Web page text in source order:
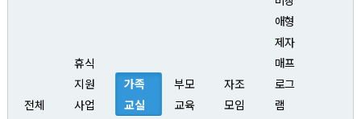
전체
휴식
지원
사업
가족
교실
부모
교육
자조
모임
애형
제자
매프
로그
램